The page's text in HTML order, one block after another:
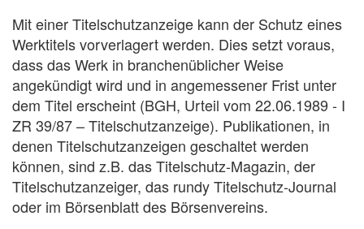
Mit einer Titelschutzanzeige kann der Schutz eines
Werktitels vorverlagert werden. Dies setzt voraus,
dass das Werk in branchenüblicher Weise
angekündigt wird und in angemessener Frist unter
dem Titel erscheint (BGH, Urteil vom 22.06.1989 - I
ZR 39/87 – Titelschutzanzeige). Publikationen, in
denen Titelschutzanzeigen geschaltet werden
können, sind z.B. das Titelschutz-Magazin, der
Titelschutzanzeiger, das rundy Titelschutz-Journal
oder im Börsenblatt des Börsenvereins.